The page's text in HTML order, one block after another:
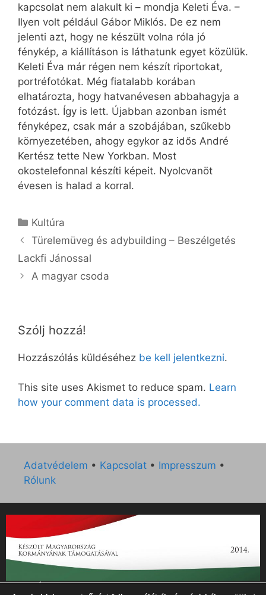
kapcsolat nem alakult ki – mondja Keleti Éva. –
Ilyen volt például Gábor Miklós. De ez nem
jelenti azt, hogy ne készült volna róla jó
fénykép, a kiállításon is láthatunk egyet közülük.
Keleti Éva már régen nem készít riportokat,
portréfotókat. Még fiatalabb korában
elhatározta, hogy hatvanévesen abbahagyja a
fotózást. Így is lett. Újabban azonban ismét
fényképez, csak már a szobájában, szűkebb
környezetében, ahogy egykor az idős André
Kertész tette New Yorkban. Most
okostelefonnal készíti képeit. Nyolcvanöt
évesen is halad a korral.
Kategória
Kultúra
Türelemüveg és adybuilding – Beszélgetés
Lackfi Jánossal
A magyar csoda
Szólj hozzá!
Hozzászólás küldéséhez be kell jelentkezni.
This site uses Akismet to reduce spam. Learn
how your comment data is processed.
Adatvédelem • Kapcsolat • Impresszum •
Rólunk
„Az Új Ember katolikus hetilap 2014. évi működésének